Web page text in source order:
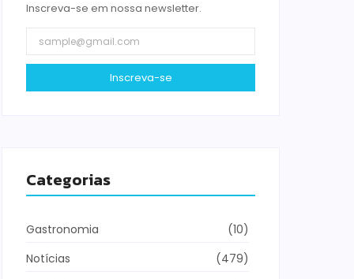
Inscreva-se em nossa newsletter.
Inscreva-se
Categorias
Gastronomia
(10)
Notícias
(479)